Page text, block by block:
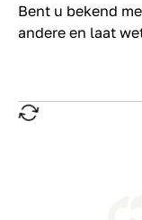
Bent u bekend
andere en laat